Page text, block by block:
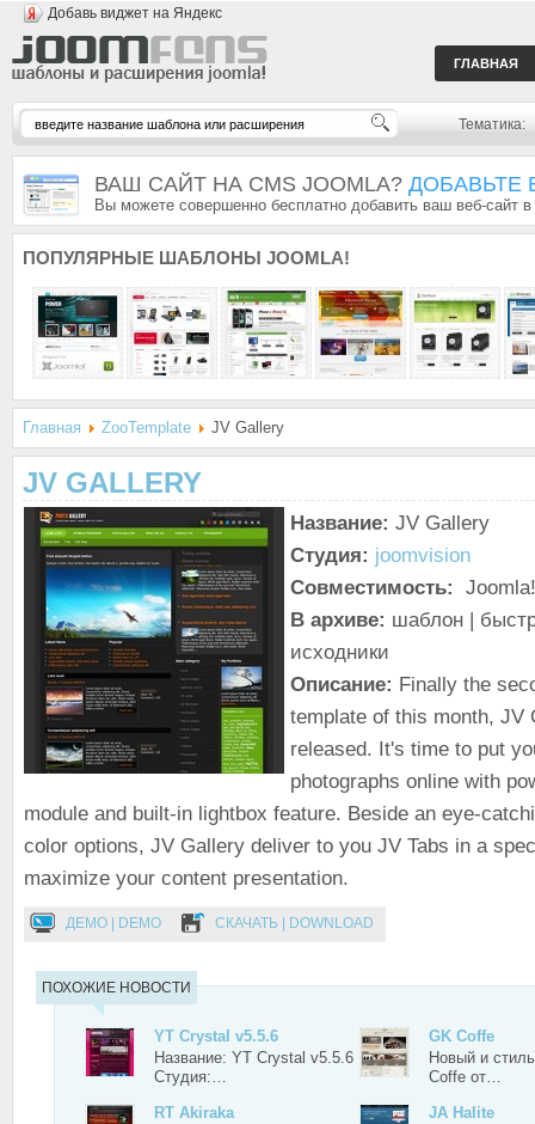
Добавь виджет на Яндекс
ГЛАВНАЯ
Тематика:
ВАШ САЙТ НА CMS JOOMLA? ДОБАВЬТЕ
Вы можете совершенно бесплатно добавить ваш веб-сайт
ПОПУЛЯРНЫЕ ШАБЛОНЫ JOOMLA!
Главная ZooTemplate JV Gallery
JV GALLERY
Название: JV Gallery
Студия: joomvision
Совместимость:
В архиве: шаблон |
исходники
Описание: Finally the
template of this month, JV
released. It's time to put
photographs online with
module and built-in lightbox feature. Beside an eye-
color options, JV Gallery deliver to you JV Tabs in a
maximize your content presentation.
ДЕМО | DEMO СКАЧАТЬ | DOWNLOAD
ПОХОЖИЕ НОВОСТИ
YT Crystal v5.5.6
Название: YT Crystal v5.5.6
Студия:…
GK Coffe
Новый и
Coffe от…
RT Akiraka
JA Halite